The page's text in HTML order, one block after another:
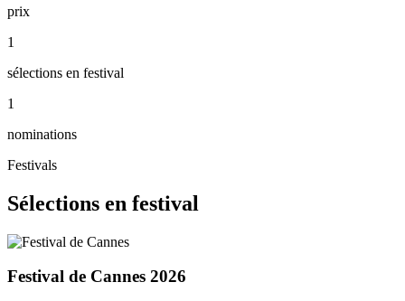
prix
1
sélections en festival
1
nominations
Festivals
Sélections en festival
Festival de Cannes 2026